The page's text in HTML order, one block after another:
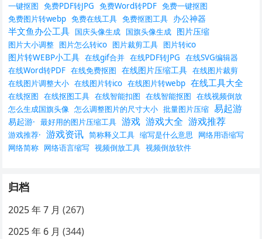
一键抠图 免费PDF转JPG 免费Word转PDF 免费一键抠图
免费图片转webp 免费在线工具 免费抠图工具 办公神器
半文鱼办公工具 国庆头像生成 国旗头像生成 图片压缩
图片大小调整 图片怎么转ico 图片裁剪工具 图片转ico
图片转WEBP小工具 在线gif合并 在线PDF转JPG 在线SVG编辑器
在线Word转PDF 在线免费抠图 在线图片压缩工具 在线图片裁剪
在线图片调整大小 在线图片转ico 在线图片转webp 在线工具大全
在线抠图 在线抠图工具 在线智能扣图 在线智能抠图 在线视频倒放
怎么生成国旗头像 怎么调整图片的尺寸大小 批量图片压缩 易起游
易起游· 最好用的图片压缩工具 游戏 游戏大全 游戏推荐
游戏推荐· 游戏资讯 简称释义工具 缩写是什么意思
网络用语缩写
网络简称 网络语言缩写 视频倒放工具 视频倒放软件
归档
2025 年 7 月 (267)
2025 年 6 月 (344)